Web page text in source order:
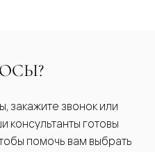
закажите звонок или
консультанты готовы
помочь вам выбрать